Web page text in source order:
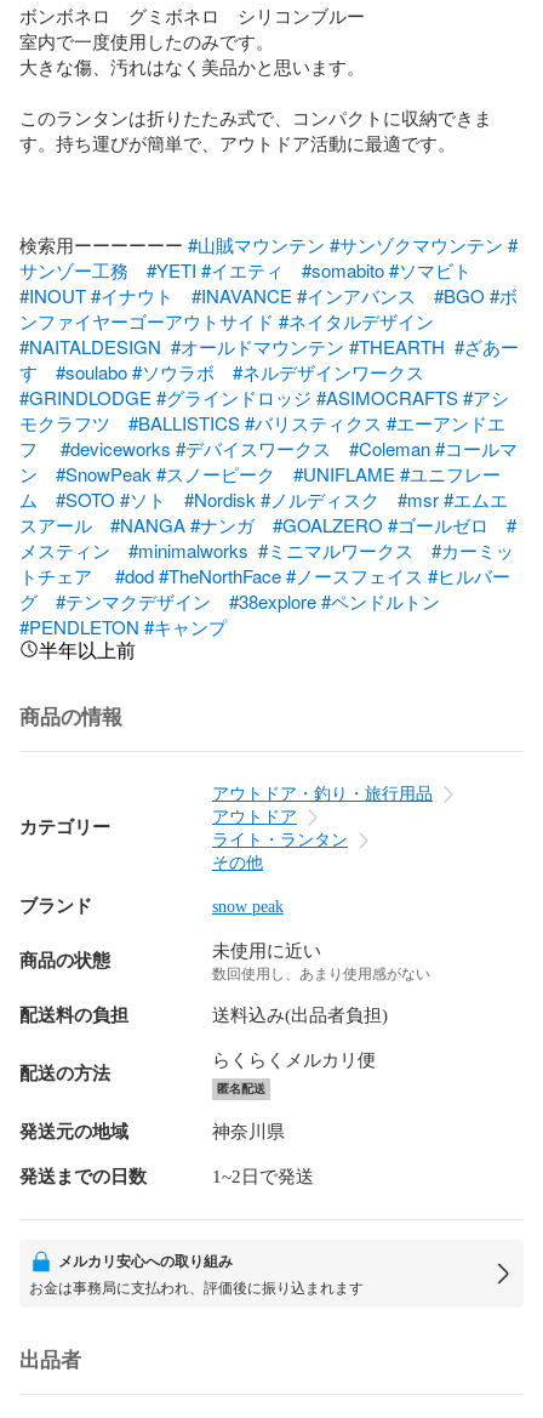
ボンボネロ　グミボネロ　シリコンブルー
室内で一度使用したのみです。
大きな傷、汚れはなく美品かと思います。
このランタンは折りたたみ式で、コンパクトに収納できま
す。持ち運びが簡単で、アウトドア活動に最適です。
検索用ーーーーーー #山賊マウンテン #サンゾクマウンテン #
サンゾー工務
#YETI #イエティ #somabito#ソマビト
#INOUT#イナウト #INAVANCE #インアバンス #BGO #ボ
ンファイヤーゴーアウトサイド #ネイタルデザイン
#NAITALDESIGN #オールドマウンテン #THEARTH #ざあー
す
#soulabo#ソウラボ
#ネルデザインワークス
#GRINDLODGE #グラインドロッジ #ASIMOCRAFTS#アシ
モクラフツ
#BALLISTICS#バリスティクス #エーアンドエ
フ
#deviceworks #デバイスワークス #Coleman#コールマ
ン
#SnowPeak #スノーピーク #UNIFLAME #ユニフレー
ム
#SOTO #ソト #Nordisk #ノルディスク #msr#エムエ
スアール
#NANGA#ナンガ #GOALZERO #ゴールゼロ
#
メスティン
#minimalworks #ミニマルワークス
#カーミッ
トチェア
#dod#TheNorthFace#ノースフェイス #ヒルバー
グ
#テンマクデザイン #38explore#ペンドルトン
#PENDLETON #キャンプ
半年以上前
商品の情報
カテゴリー
アウトドア・釣り・旅行用品
アウトドア
ライト・ランタン
その他
ブランド snow peak
商品の状態 未使用に近い
数回使用し、あまり使用感がない
配送料の負担 送料込み(出品者負担)
配送の方法
らくらくメルカリ便
匿名配送
発送元の地域 神奈川県
発送までの日数 1~2日で発送
メルカリ安心への取り組み
お金は事務局に支払われ、評価後に振り込まれます
出品者